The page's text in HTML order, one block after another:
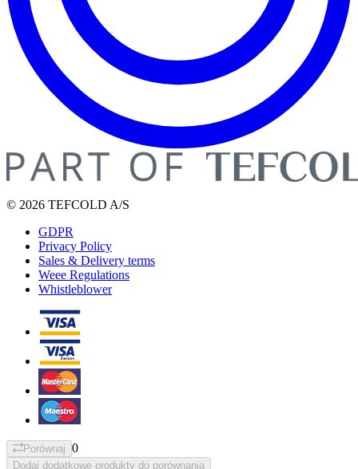
© 2026 TEFCOLD A/S
GDPR
Privacy Policy
Sales & Delivery terms
Weee Regulations
Whistleblower
Porównaj 0
Dodaj dodatkowe produkty do porównania